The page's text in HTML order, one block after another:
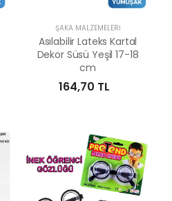
ŞAKA MALZEMELERI
Asılabilir Lateks Kartal
Dekor Süsü Yeşil 17-18
cm
164,70 TL